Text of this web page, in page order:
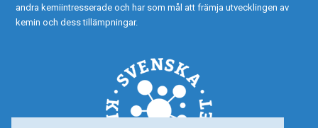
andra kemiintresserade och har som mål att främja utvecklingen av
kemin och dess tillämpningar.